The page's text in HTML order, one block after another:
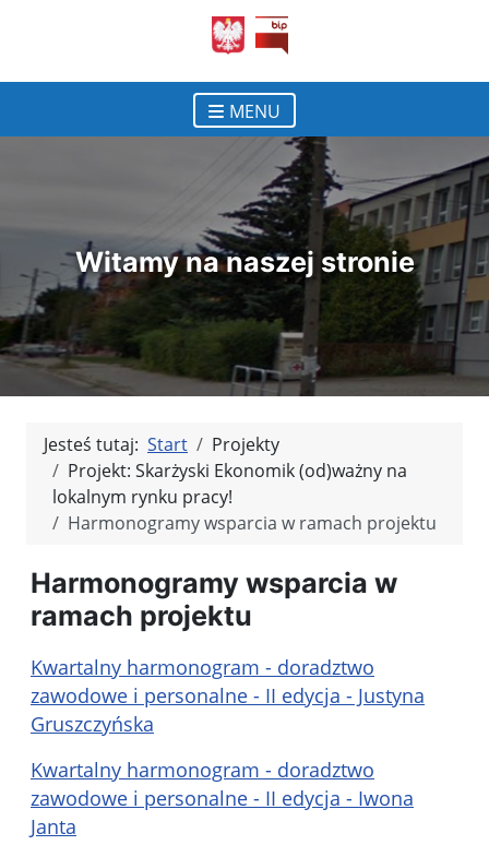
otwiera się w nowym
MENU
Witamy na naszej stronie
Jesteś tutaj: Start
Projekty
Projekt: Skarżyski Ekonomik (od)ważny na
lokalnym rynku pracy!
Harmonogramy wsparcia w ramach projektu
Harmonogramy wsparcia w
ramach projektu
Kwartalny harmonogram - doradztwo
zawodowe i personalne - II edycja - Justyna
Gruszczyńska
Kwartalny harmonogram - doradztwo
zawodowe i personalne - II edycja - Iwona
Janta